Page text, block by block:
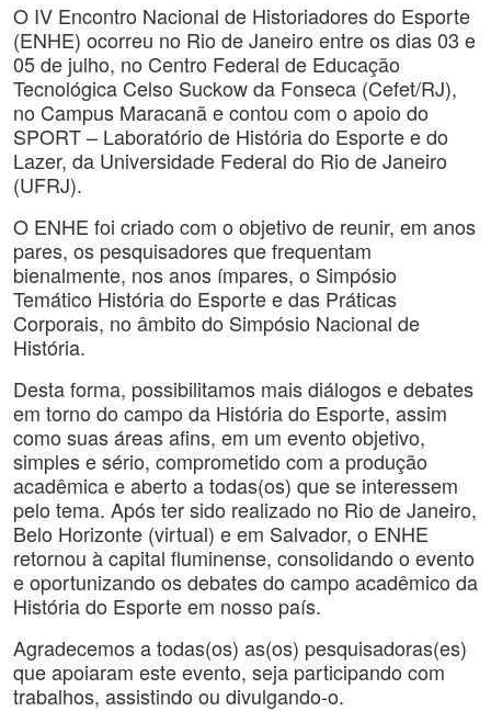
O IV Encontro Nacional de Historiadores do Esporte
(ENHE) ocorreu no Rio de Janeiro entre os dias 03 e
05 de julho, no Centro Federal de Educação
Tecnológica Celso Suckow da Fonseca (Cefet/RJ),
no Campus Maracanã e contou com o apoio do
SPORT – Laboratório de História do Esporte e do
Lazer, da Universidade Federal do Rio de Janeiro
(UFRJ).
O ENHE foi criado com o objetivo de reunir, em anos
pares, os pesquisadores que frequentam
bienalmente, nos anos ímpares, o Simpósio
Temático História do Esporte e das Práticas
Corporais, no âmbito do Simpósio Nacional de
História.
Desta forma, possibilitamos mais diálogos e debates
em torno do campo da História do Esporte, assim
como suas áreas afins, em um evento objetivo,
simples e sério, comprometido com a produção
acadêmica e aberto a todas(os) que se interessem
pelo tema. Após ter sido realizado no Rio de Janeiro,
Belo Horizonte (virtual) e em Salvador, o ENHE
retornou à capital fluminense, consolidando o evento
e oportunizando os debates do campo acadêmico da
História do Esporte em nosso país.
Agradecemos a todas(os) as(os) pesquisadoras(es)
que apoiaram este evento, seja participando com
trabalhos, assistindo ou divulgando-o.